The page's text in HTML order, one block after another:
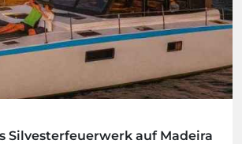
Silvesterfeuerwerk auf Madeira